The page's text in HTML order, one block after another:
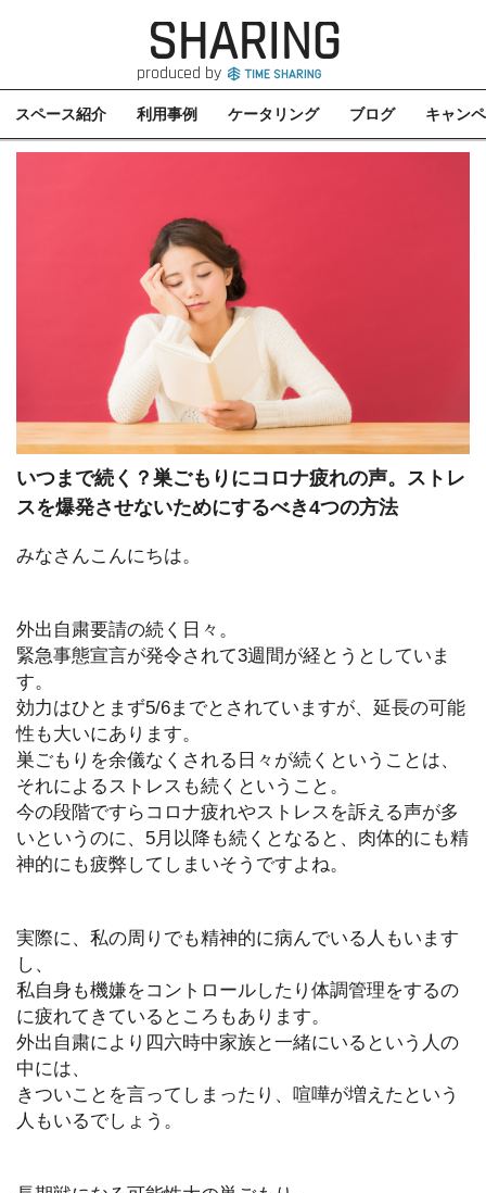
SHARING
produced by
スペース紹介 利用事例 ケータリング ブログ キャン
いつまで続く？巣ごもりにコロナ疲れの声。ストレ
スを爆発させないためにするべき4つの方法
みなさんこんにちは。
外出自粛要請の続く日々。
緊急事態宣言が発令されて3週間が経とうとしていま
す。
効力はひとまず5/6までとされていますが、延長の可能
性も大いにあります。
巣ごもりを余儀なくされる日々が続くということは、
それによるストレスも続くということ。
今の段階ですらコロナ疲れやストレスを訴える声が多
いというのに、5月以降も続くとなると、肉体的にも精
神的にも疲弊してしまいそうですよね。
実際に、私の周りでも精神的に病んでいる人もいます
し、
私自身も機嫌をコントロールしたり体調管理をするの
に疲れてきているところもあります。
外出自粛により四六時中家族と一緒にいるという人の
中には、
きついことを言ってしまったり、喧嘩が増えたという
人もいるでしょう。